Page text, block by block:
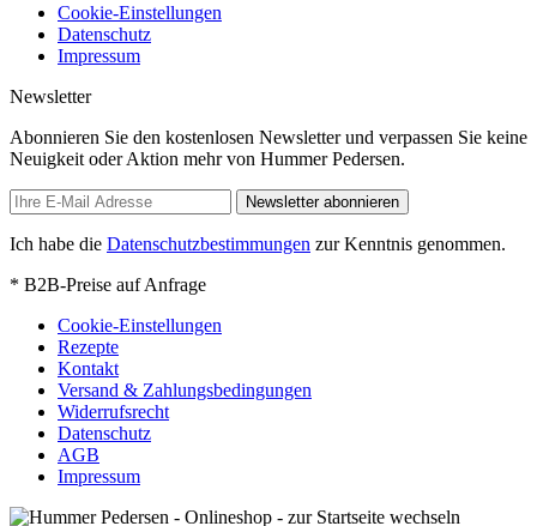
Cookie-Einstellungen
Datenschutz
Impressum
Newsletter
Abonnieren Sie den kostenlosen Newsletter und verpassen Sie keine
Neuigkeit oder Aktion mehr von Hummer Pedersen.
Newsletter abonnieren
Ich habe die Datenschutzbestimmungen zur Kenntnis genommen.
* B2B-Preise auf Anfrage
Cookie-Einstellungen
Rezepte
Kontakt
Versand & Zahlungsbedingungen
Widerrufsrecht
Datenschutz
AGB
Impressum